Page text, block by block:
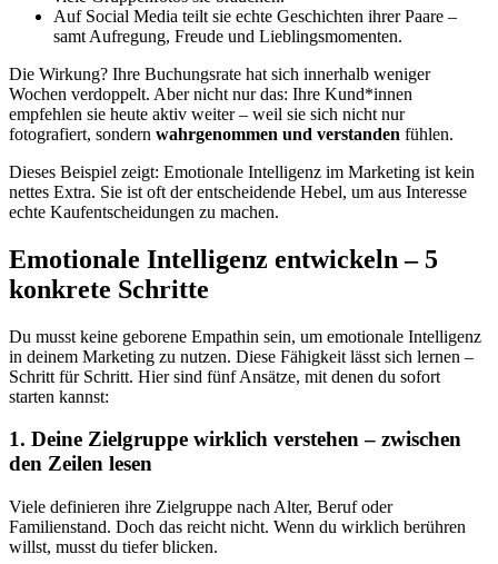
Auf Social Media teilt sie echte Geschichten ihrer Paare –
samt Aufregung, Freude und Lieblingsmomenten.
Die Wirkung? Ihre Buchungsrate hat sich innerhalb weniger
Wochen verdoppelt. Aber nicht nur das: Ihre Kund*innen
empfehlen sie heute aktiv weiter – weil sie sich nicht nur
fotografiert, sondern wahrgenommen und verstanden fühlen.
Dieses Beispiel zeigt: Emotionale Intelligenz im Marketing ist kein
nettes Extra. Sie ist oft der entscheidende Hebel, um aus Interesse
echte Kaufentscheidungen zu machen.
Emotionale Intelligenz entwickeln – 5
konkrete Schritte
Du musst keine geborene Empathin sein, um emotionale Intelligenz
in deinem Marketing zu nutzen. Diese Fähigkeit lässt sich lernen –
Schritt für Schritt. Hier sind fünf Ansätze, mit denen du sofort
starten kannst:
1. Deine Zielgruppe wirklich verstehen – zwischen
den Zeilen lesen
Viele definieren ihre Zielgruppe nach Alter, Beruf oder
Familienstand. Doch das reicht nicht. Wenn du wirklich berühren
willst, musst du tiefer blicken.